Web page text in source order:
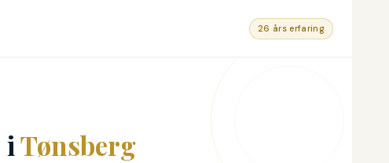
26 års erfaring
iTønsberg